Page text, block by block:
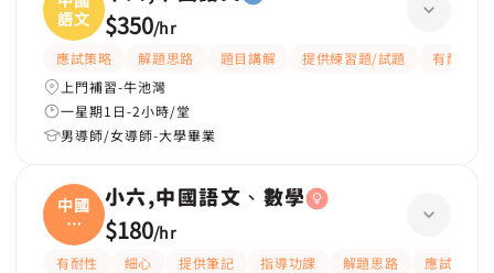
語文
$350/hr
應試策略 解題思路 題目講解 提供練習題/試題
有耐性
上門補習-牛池灣
一星期1日-2小時/堂
男導師/女導師-大學畢業
中國
語
文、
小六,中國語文、數學
$180/hr
有耐性 細心 提供筆記 指導功課 解題思路
應試策略